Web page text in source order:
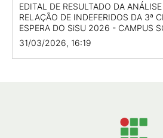
EDITAL DE RESULTADO DA
RELAÇÃO DE INDEFERIDOS DA 3ª
ESPERA DO SiSU 2026 - CAMPUS
31/03/2026, 16:19